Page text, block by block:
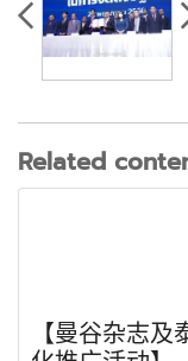
Related
【曼谷杂志